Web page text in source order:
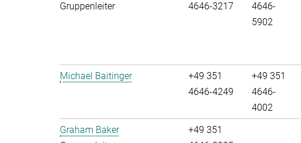
Gruppenleiter
4646-3217
4646-
5902
Michael Baitinger
+49 351
4646-4249
+49 351
4646-
4002
Graham Baker
+49 351